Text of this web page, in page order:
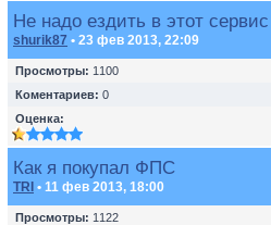
Не надо ездить в этот сервис
shurik87 • 23 фев 2013, 22:09
Просмотры: 1100
Коментариев: 0
Оценка:
Как я покупал ФПС
TRI • 11 фев 2013, 18:00
Просмотры: 1122